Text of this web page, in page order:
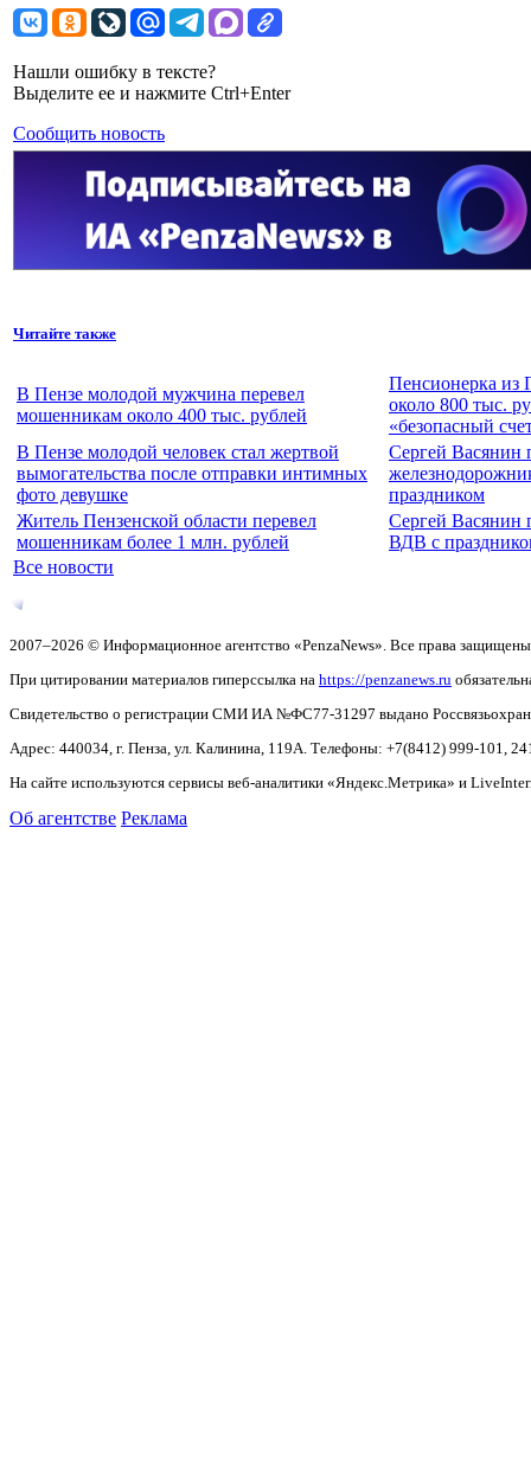
Нашли ошибку в тексте?
Выделите ее и нажмите Ctrl+Enter
Сообщить новость
Читайте также
В Пензе молодой мужчина перевел
мошенникам около 400 тыс. рублей
Пенсионерка из
около 800 тыс.
«безопасный
В Пензе молодой человек стал жертвой
вымогательства после отправки интимных
фото девушке
Сергей Васянин
праздником
Житель Пензенской области перевел
мошенникам более 1 млн. рублей
Сергей Васянин
ВДВ с
Все новости
2007–2026 © Информационное агентство «PenzaNews». Все права
При цитировании материалов гиперссылка на https://penzanews.ru
Свидетельство о регистрации СМИ ИА №ФС77-31297 выдано
Адрес: 440034, г. Пенза, ул. Калинина, 119А. Телефоны: +7(8412) 999-101,
На сайте используются сервисы веб-аналитики «Яндекс.Метрика» и
Об агентстве Реклама